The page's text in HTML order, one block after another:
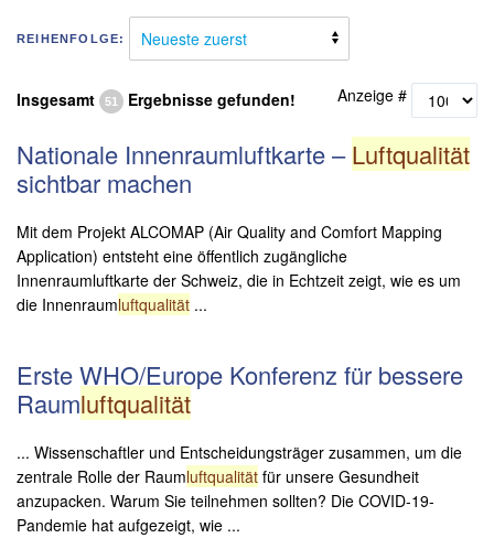
REIHENFOLGE:
Insgesamt 51 Ergebnisse gefunden! Anzeige #
Nationale Innenraumluftkarte –Luftqualität
sichtbar machen
Mit dem Projekt ALCOMAP (Air Quality and Comfort Mapping
Application) entsteht eine öffentlich zugängliche
Innenraumluftkarte der Schweiz, die in Echtzeit zeigt, wie es um
die Innenraumluftqualität ...
Erste WHO/Europe Konferenz für bessere
Raumluftqualität
... Wissenschaftler und Entscheidungsträger zusammen, um die
zentrale Rolle der Raumluftqualität für unsere Gesundheit
anzupacken. Warum Sie teilnehmen sollten? Die COVID-19-
Pandemie hat aufgezeigt, wie ...